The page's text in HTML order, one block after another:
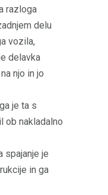
razloga
delu
vozila,
delavka
njo in jo
je ta s
ob nakladalno
spajanje je
in ga